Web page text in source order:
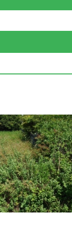
草刈り屋について
ご利用の流れ
料金のご案内
会社概要
施工事例